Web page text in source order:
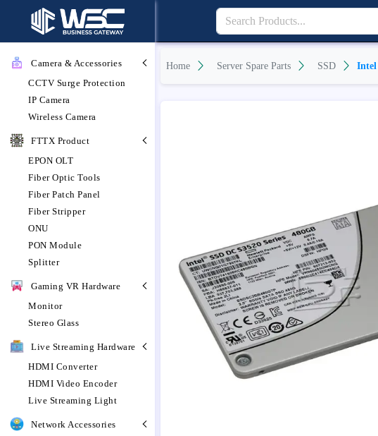
Camera & Accessories
CCTV Surge Protection
IP Camera
Wireless Camera
FTTX Product
EPON OLT
Fiber Optic Tools
Fiber Patch Panel
Fiber Stripper
ONU
PON Module
Splitter
Gaming VR Hardware
Monitor
Stereo Glass
Live Streaming Hardware
HDMI Converter
HDMI Video Encoder
Live Streaming Light
Network Accessories
Home Server Spare Parts SSD Intel